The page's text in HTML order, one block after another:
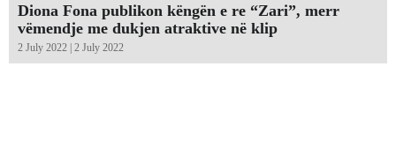
Diona Fona publikon këngën e re “Zari”, merr
vëmendje me dukjen atraktive në klip
2 July 2022 | 2 July 2022